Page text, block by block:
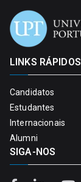
LINKS RÁPIDOS
Candidatos
Estudantes
Internacionais
Alumni
SIGA-NOS